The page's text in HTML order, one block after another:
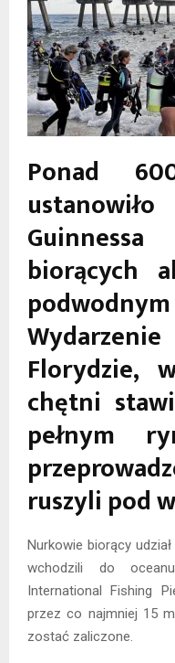
Ponad
biorących
Florydzie,
chętni
pełnym
ruszyli pod
Nurkowie biorący
wchodzili do
International Fishing
przez co najmniej 15
zostać zaliczone.